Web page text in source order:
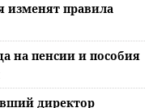
изменят правила
на пенсии и пособия
директор